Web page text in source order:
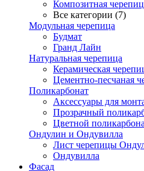
Композитная
Все категории (7)
Модульная черепица
Будмат
Гранд Лайн
Натуральная черепица
Керамическая
Цементно-песчаная
Поликарбонат
Аксессуары для
Прозрачный
Цветной
Ондулин и Ондувилла
Лист черепицы
Ондувилла
Фасад